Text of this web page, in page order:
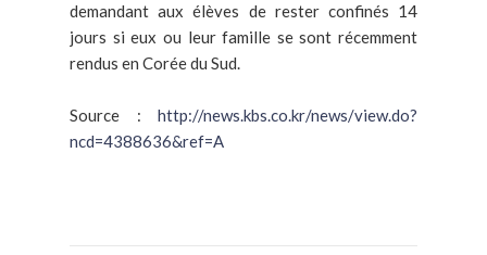
demandant aux élèves de rester confinés 14
jours si eux ou leur famille se sont récemment
rendus en Corée du Sud.
Source : http://news.kbs.co.kr/news/view.do?
ncd=4388636&ref=A